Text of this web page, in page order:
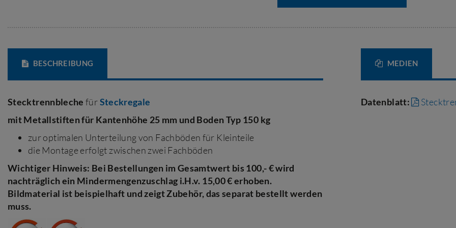
BESCHREIBUNG
StecktrennblechefürSteckregale
mit Metallstiften für Kantenhöhe 25 mm und Boden Typ 150 kg
zur optimalen Unterteilung von Fachböden für Kleinteile
die Montage erfolgt zwischen zwei Fachböden
Wichtiger Hinweis: Bei Bestellungen im Gesamtwert bis 100,- € wird
nachträglich ein Mindermengenzuschlag i.H.v. 15,00 € erhoben.
Bildmaterial ist beispielhaft und zeigt Zubehör, das separat bestellt werden
muss.
MEDIEN
Datenblatt: